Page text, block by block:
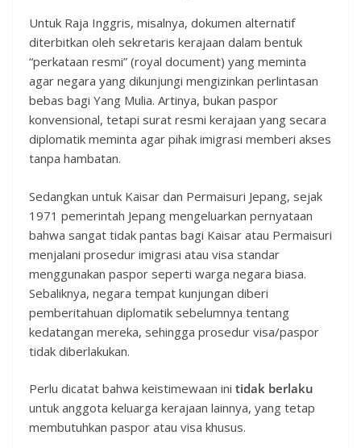
Untuk Raja Inggris, misalnya, dokumen alternatif
diterbitkan oleh sekretaris kerajaan dalam bentuk
“perkataan resmi” (royal document) yang meminta
agar negara yang dikunjungi mengizinkan perlintasan
bebas bagi Yang Mulia. Artinya, bukan paspor
konvensional, tetapi surat resmi kerajaan yang secara
diplomatik meminta agar pihak imigrasi memberi akses
tanpa hambatan.
Sedangkan untuk Kaisar dan Permaisuri Jepang, sejak
1971 pemerintah Jepang mengeluarkan pernyataan
bahwa sangat tidak pantas bagi Kaisar atau Permaisuri
menjalani prosedur imigrasi atau visa standar
menggunakan paspor seperti warga negara biasa.
Sebaliknya, negara tempat kunjungan diberi
pemberitahuan diplomatik sebelumnya tentang
kedatangan mereka, sehingga prosedur visa/paspor
tidak diberlakukan.
Perlu dicatat bahwa keistimewaan ini tidak berlaku
untuk anggota keluarga kerajaan lainnya, yang tetap
membutuhkan paspor atau visa khusus.